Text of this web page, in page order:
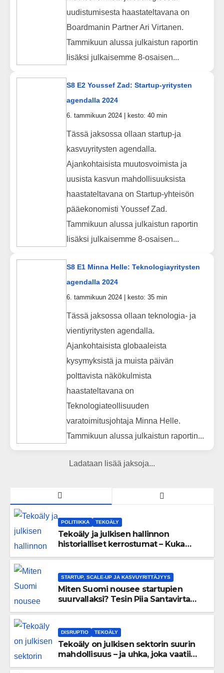
uudistumisesta haastateltavana on
Boardmanin Partner Ari Virtanen.
Tammikuun alussa julkaistun raportin
lisäksi julkaisemme 8-osaisen...
S8 E2 Youssef Zad: Startup-yritysten
agendalla 2024
6. tammikuun 2024 | kesto: 40 min
Tässä jaksossa ollaan startup-ja
kasvuyritysten agendalla.
Ajankohtaisista muutosvoimista ja
uusista kasvun mahdollisuuksista
haastateltavana on Startup-yhteisön
pääekonomisti Youssef Zad.
Tammikuun alussa julkaistun raportin
lisäksi julkaisemme 8-osaisen...
S8 E1 Minna Helle: Teknologiayritysten
agendalla 2024
6. tammikuun 2024 | kesto: 35 min
Tässä jaksossa ollaan teknologia- ja
vientiyritysten agendalla.
Ajankohtaisista globaaleista
kysymyksistä ja muista päivän
polttavista näkökulmista
haastateltavana on
Teknologiateollisuuden
varatoimitusjohtaja Minna Helle.
Tammikuun alussa julkaistun raportin...
Ladataan lisää jaksoja...
POLITIIKKA TEKOÄLY
Tekoäly ja julkisen hallinnon
historialliset kerrostumat – Kuka
STARTUP, SCALE-UP JA KASVUYRITTÄJYYS
Miten Suomi nousee startupien
suurvallaksi? Tesin Piia Santavirta
DISRUPTIO TEKOÄLY
Tekoäly on julkisen sektorin suurin
mahdollisuus – ja uhka, joka vaatii